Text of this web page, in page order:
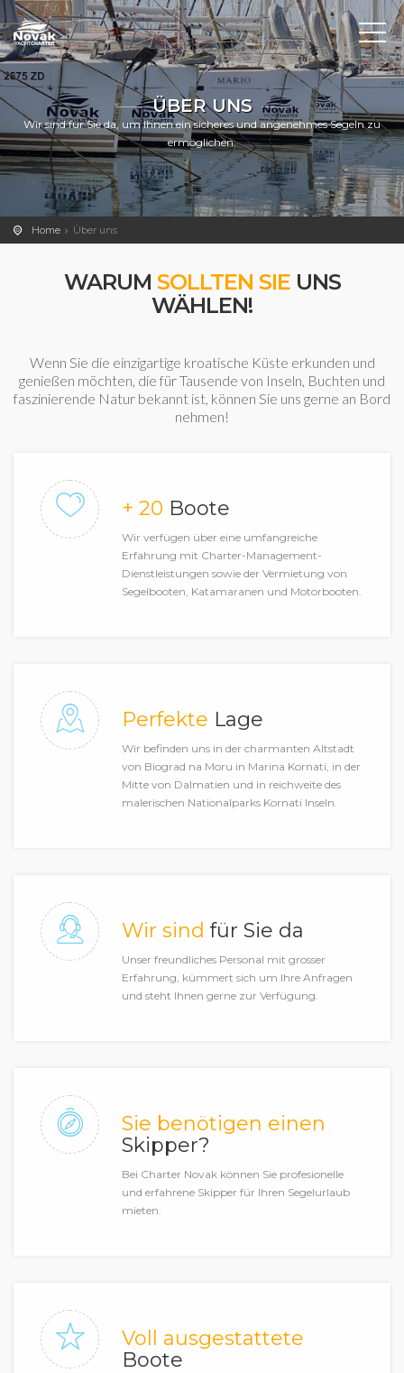
ÜBER UNS
Wir sind für Sie da, um Ihnen ein sicheres und angenehmes Segeln zu
ermöglichen.
Home Über uns
WARUM SOLLTEN SIE UNS
WÄHLEN!
Wenn Sie die einzigartige kroatische Küste erkunden und
genießen möchten, die für Tausende von Inseln, Buchten und
faszinierende Natur bekannt ist, können Sie uns gerne an Bord
nehmen!
+ 20 Boote
Wir verfügen über eine umfangreiche
Erfahrung mit Charter-Management-
Dienstleistungen sowie der Vermietung von
Segelbooten, Katamaranen und Motorbooten.
Perfekte Lage
Wir befinden uns in der charmanten Altstadt
von Biograd na Moru in Marina Kornati, in der
Mitte von Dalmatien und in reichweite des
malerischen Nationalparks Kornati Inseln.
Wir sind für Sie da
Unser freundliches Personal mit grosser
Erfahrung, kümmert sich um Ihre Anfragen
und steht Ihnen gerne zur Verfügung.
Sie benötigen einen
Skipper?
Bei Charter Novak können Sie profesionelle
und erfahrene Skipper für Ihren Segelurlaub
mieten.
Voll ausgestattete
Boote